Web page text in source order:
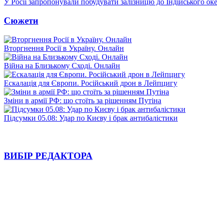
У Росії запропонували побудувати залізницю до Індійського
Сюжети
Вторгнення Росії в Україну. Онлайн
Війна на Близькому Сході. Онлайн
Ескалація для Європи. Російський дрон в Лейпцигу
Зміни в армії РФ: що стоїть за рішенням Путіна
Підсумки 05.08: Удар по Києву і брак антибалістики
ВИБІР РЕДАКТОРА